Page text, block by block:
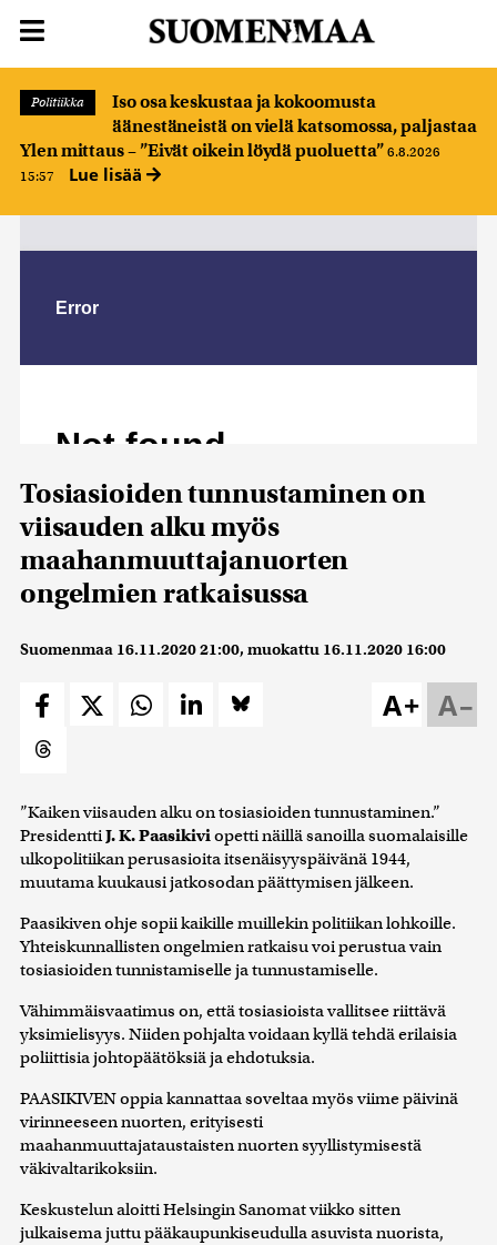
Politiikka
Iso osa keskustaa ja kokoomusta
äänestäneistä on vielä katsomossa, paljastaa
Ylen mittaus – ”Eivät oikein löydä puoluetta” 6.8.2026
15:57
Lue lisää
Tosiasioiden tunnustaminen on
viisauden alku myös
maahanmuuttajanuorten
ongelmien ratkaisussa
Suomenmaa 16.11.2020 21:00, muokattu 16.11.2020 16:00
A–
A+
”Kaiken viisauden alku on tosiasioiden tunnustaminen.”
PresidenttiJ. K. Paasikiviopetti näillä sanoilla suomalaisille
ulkopolitiikan perusasioita itsenäisyyspäivänä 1944,
muutama kuukausi jatkosodan päättymisen jälkeen.
Paasikiven ohje sopii kaikille muillekin politiikan lohkoille.
Yhteiskunnallisten ongelmien ratkaisu voi perustua vain
tosiasioiden tunnistamiselle ja tunnustamiselle.
Vähimmäisvaatimus on, että tosiasioista vallitsee riittävä
yksimielisyys. Niiden pohjalta voidaan kyllä tehdä erilaisia
poliittisia johtopäätöksiä ja ehdotuksia.
PAASIKIVEN oppia kannattaa soveltaa myös viime päivinä
virinneeseen nuorten, erityisesti
maahanmuuttajataustaisten nuorten syyllistymisestä
väkivaltarikoksiin.
Keskustelun aloitti Helsingin Sanomat viikko sitten
julkaisema juttu pääkaupunkiseudulla asuvista nuorista,